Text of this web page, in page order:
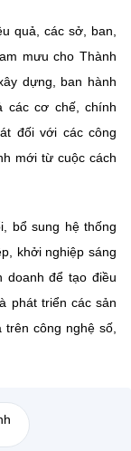
quả, các sở, ban,
mưu cho Thành
dựng, ban hành
các cơ chế, chính
đối với các công
mới từ cuộc cách
bổ sung hệ thống
khởi nghiệp sáng
để tạo điều
phát triển các sản
công nghệ số,